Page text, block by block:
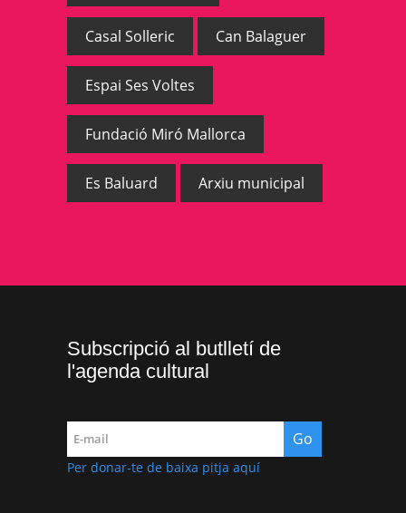
Casal Solleric Can Balaguer
Espai Ses Voltes
Fundació Miró Mallorca
Es Baluard Arxiu municipal
Subscripció al butlletí de
l'agenda cultural
Per donar-te de baixa pitja aquí